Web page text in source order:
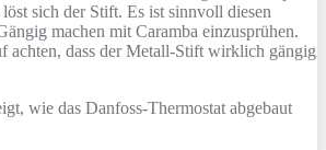
sich der Stift. Es ist sinnvoll diesen
machen mit Caramba einzusprühen.
achten, dass der Metall-Stift wirklich gängig
wie das Danfoss-Thermostat abgebaut